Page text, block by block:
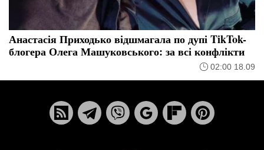
Анастасія Приходько відшмагала по дупі TikTok-
блогера Олега Машуковського: за всі конфлікти
02:00 18.09